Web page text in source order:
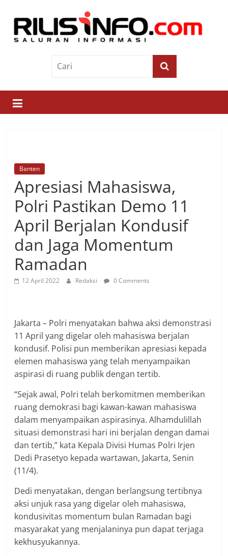
contentRilis
Saluran
Informasi
Banten
Apresiasi Mahasiswa,
Polri Pastikan Demo 11
April Berjalan Kondusif
dan Jaga Momentum
Ramadan
12 April 2022 Redaksi 0 Comments
Jakarta – Polri menyatakan bahwa aksi demonstrasi
11 April yang digelar oleh mahasiswa berjalan
kondusif. Polisi pun memberikan apresiasi kepada
elemen mahasiswa yang telah menyampaikan
aspirasi di ruang publik dengan tertib.
“Sejak awal, Polri telah berkomitmen memberikan
ruang demokrasi bagi kawan-kawan mahasiswa
dalam menyampaikan aspirasinya. Alhamdulillah
situasi demonstrasi hari ini berjalan dengan damai
dan tertib,” kata Kepala Divisi Humas Polri Irjen
Dedi Prasetyo kepada wartawan, Jakarta, Senin
(11/4).
Dedi menyatakan, dengan berlangsung tertibnya
aksi unjuk rasa yang digelar oleh mahasiswa,
kondusivitas momentum bulan Ramadan bagi
masyarakat yang menjalaninya pun dapat terjaga
kekhusyukannya.